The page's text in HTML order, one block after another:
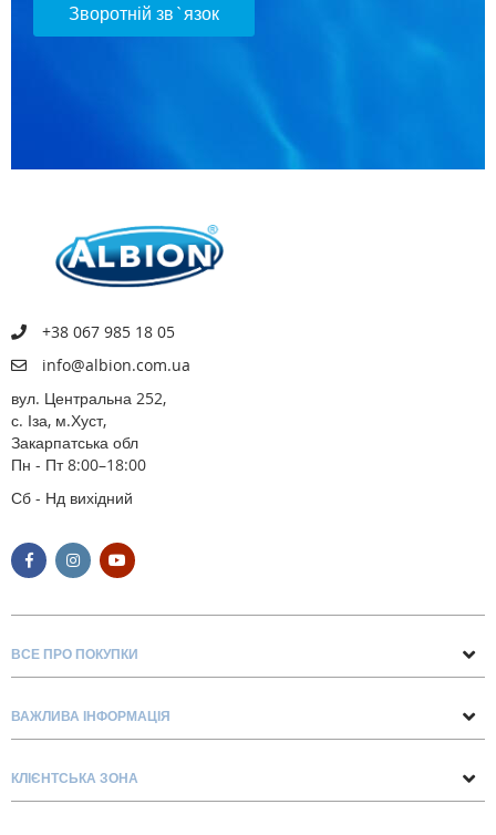
Зворотній зв`язок
+38 067 985 18 05
info@albion.com.ua
вул. Центральна 252,
с. Іза, м.Хуст,
Закарпатська обл
Пн - Пт 8:00–18:00
Сб - Нд вихідний
ВСЕ ПРО ПОКУПКИ
Про нас
Блог
ВАЖЛИВА ІНФОРМАЦІЯ
Доставка та оплата
КЛІЄНТСЬКА ЗОНА